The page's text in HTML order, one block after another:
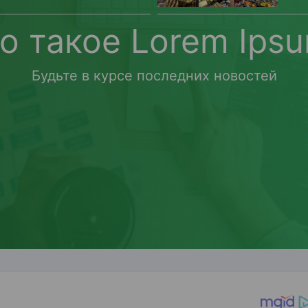
такое Lorem
Будьте в курсе последних новостей